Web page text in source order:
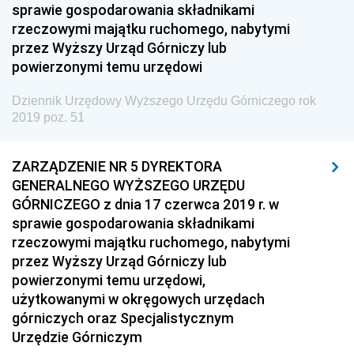
2024
2023
2022
2020
z 31 grudnia 2019 pozycje 97-99
z 30 grudnia 2019 pozycje 95-96
z 17 grudnia 2019 pozycje 93-94
z 13 grudnia 2019 pozycja 92
z 3 grudnia 2019 pozycje 87-91
z 28 listopada 2019 pozycje 85-86
z 14 listopada 2019 pozycje 82-84
sprawie gospodarowania składnikami
rzeczowymi majątku ruchomego, nabytymi
przez Wyższy Urząd Górniczy lub
powierzonymi temu urzędowi
Dziennik Urzędowy Wyższego Urzędu Górniczego rok
2019 poz. 51
ZARZĄDZENIE NR 5 DYREKTORA
GENERALNEGO WYŻSZEGO URZĘDU
GÓRNICZEGO z dnia 17 czerwca 2019 r. w
sprawie gospodarowania składnikami
rzeczowymi majątku ruchomego, nabytymi
przez Wyższy Urząd Górniczy lub
powierzonymi temu urzędowi,
użytkowanymi w okręgowych urzędach
górniczych oraz Specjalistycznym
Urzędzie Górniczym